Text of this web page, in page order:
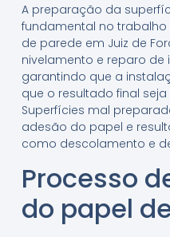
A preparação da
fundamental no
de parede em Juiz de
nivelamento e reparo de
garantindo que a
que o resultado final
Superfícies mal
adesão do papel e
como descolamento e
Processo
do papel